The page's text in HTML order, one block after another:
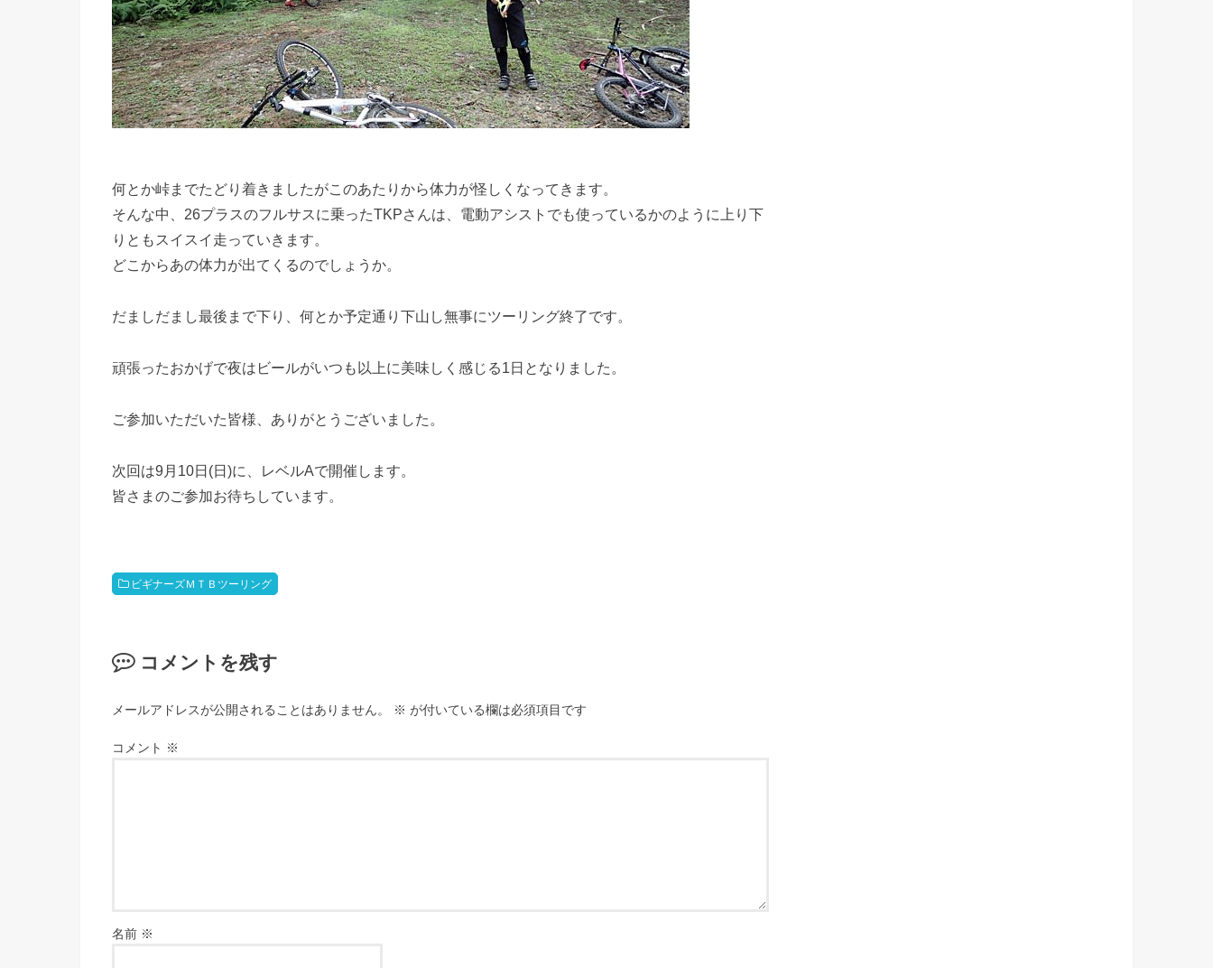
何とか峠までたどり着きましたがこのあたりから体力が怪しくなってきます。
そんな中、26プラスのフルサスに乗ったTKPさんは、電動アシストでも使っているかのように上り下
りともスイスイ走っていきます。
どこからあの体力が出てくるのでしょうか。
だましだまし最後まで下り、何とか予定通り下山し無事にツーリング終了です。
頑張ったおかげで夜はビールがいつも以上に美味しく感じる1日となりました。
ご参加いただいた皆様、ありがとうございました。
次回は9月10日(日)に、レベルAで開催します。
皆さまのご参加お待ちしています。
ビギナーズＭＴＢツーリング
コメントを残す
メールアドレスが公開されることはありません。 ※ が付いている欄は必須項目です
コメント ※
名前 ※